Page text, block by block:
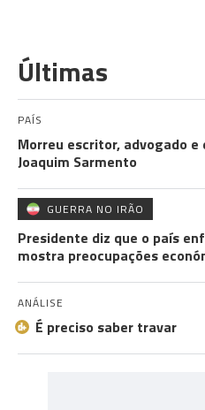
Últimas
PAÍS
Morreu escritor, advogado
Joaquim Sarmento
GUERRA NO IRÃO
Presidente diz que o país
mostra preocupações
ANÁLISE
É preciso saber travar